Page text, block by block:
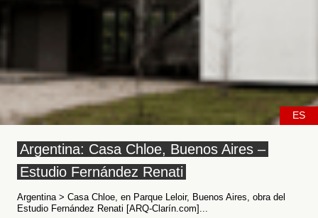
ES
Argentina: Casa Chloe, Buenos Aires –
Estudio Fernández Renati
Argentina > Casa Chloe, en Parque Leloir, Buenos Aires, obra del
Estudio Fernández Renati [ARQ-Clarín.com]...